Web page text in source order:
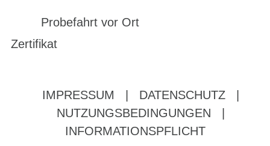
Probefahrt vor Ort
Zertifikat
IMPRESSUM DATENSCHUTZ
NUTZUNGSBEDINGUNGEN
INFORMATIONSPFLICHT